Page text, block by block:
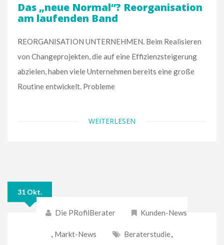
Das „neue Normal“? Reorganisation
am laufenden Band
REORGANISATION UNTERNEHMEN. Beim Realisieren
von Changeprojekten, die auf eine Effizienzsteigerung
abzielen, haben viele Unternehmen bereits eine große
Routine entwickelt. Probleme
WEITERLESEN
31 Okt.
Die PRofilBerater Kunden-News
, Markt-News Beraterstudie,